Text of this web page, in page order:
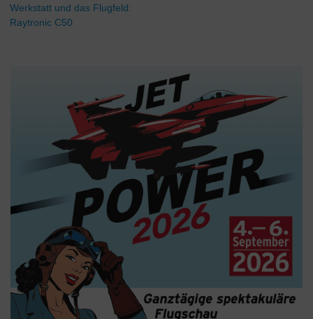
Werkstatt und das Flugfeld:
Raytronic C50